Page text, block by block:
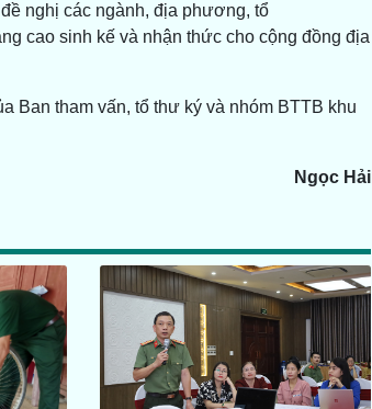
nghị các ngành, địa phương, tổ
cao sinh kế và nhận thức cho cộng đồng địa
Ban tham vấn, tổ thư ký và nhóm BTTB khu
Ngọc Hải